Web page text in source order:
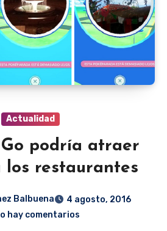
Actualidad
Go podría atraer
los restaurantes
Balbuena
4 agosto, 2016
hay comentarios